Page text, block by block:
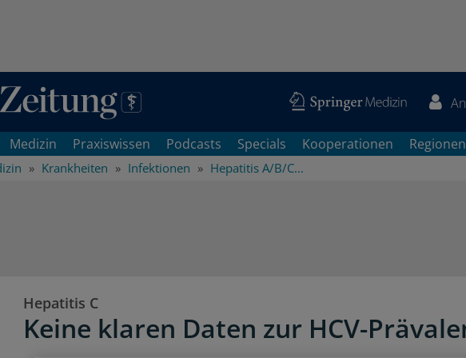
Medizin Praxiswissen Podcasts Specials Kooperationen Regionen
Krankheiten Infektionen Hepatitis A/B/C...
Hepatitis C
Keine klaren Daten zur HCV-